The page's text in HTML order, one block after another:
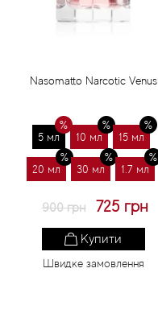
Nasomatto Narcotic Venus
5 мл 10 мл 15 мл
20 мл 30 мл 1.7 мл
900 грн 725 грн
Купити
Швидке замовлення